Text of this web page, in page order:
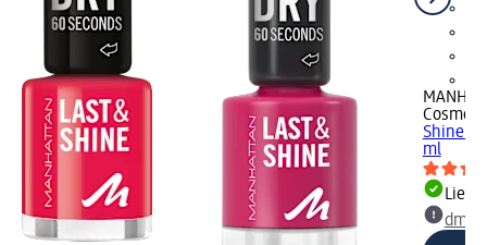
Shine
ml
dm